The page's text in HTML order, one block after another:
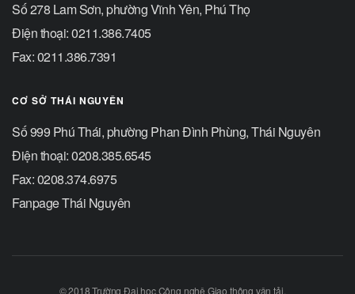
Số 278 Lam Sơn, phường Vĩnh Yên, Phú Thọ
Điện thoại: 0211.386.7405
Fax: 0211.386.7391
CƠ SỞ THÁI NGUYÊN
Số 999 Phú Thái, phường Phan Đình Phùng, Thái Nguyên
Điện thoại: 0208.385.6545
Fax: 0208.374.6975
Fanpage Thái Nguyên
© 2018 Trường Đại học Công nghệ Giao thông vận tải.